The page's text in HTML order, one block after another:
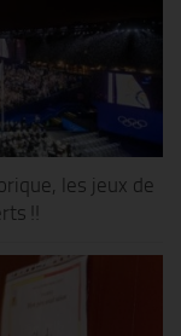
les jeux de
!!